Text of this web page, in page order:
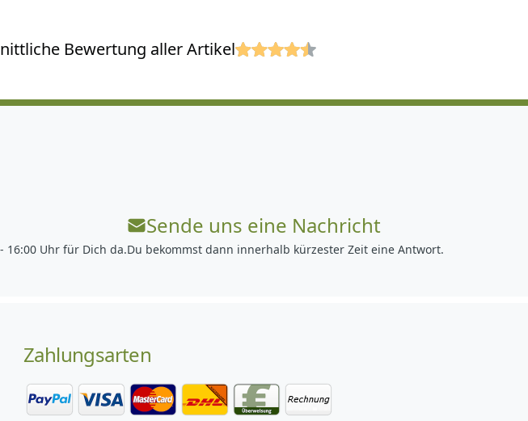
Bewertung aller Artikel
16:00 Uhr für Dich da.
Sende uns eine Nachricht
Du bekommst dann innerhalb kürzester Zeit eine Antwort.
Zahlungsarten